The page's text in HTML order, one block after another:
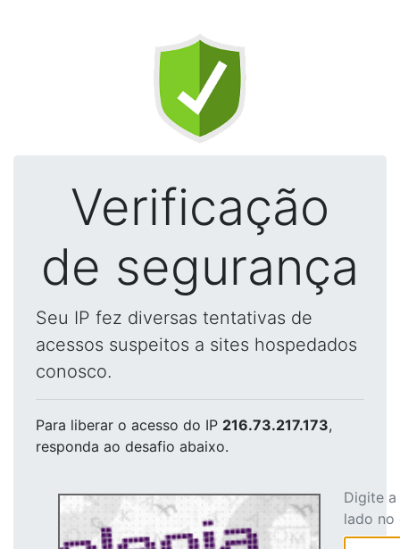
Verificação
de segurança
Seu IP fez diversas tentativas de
acessos suspeitos a sites hospedados
conosco.
Para liberar o acesso do IP 216.73.217.173,
responda ao desafio abaixo.
Digite
lado no